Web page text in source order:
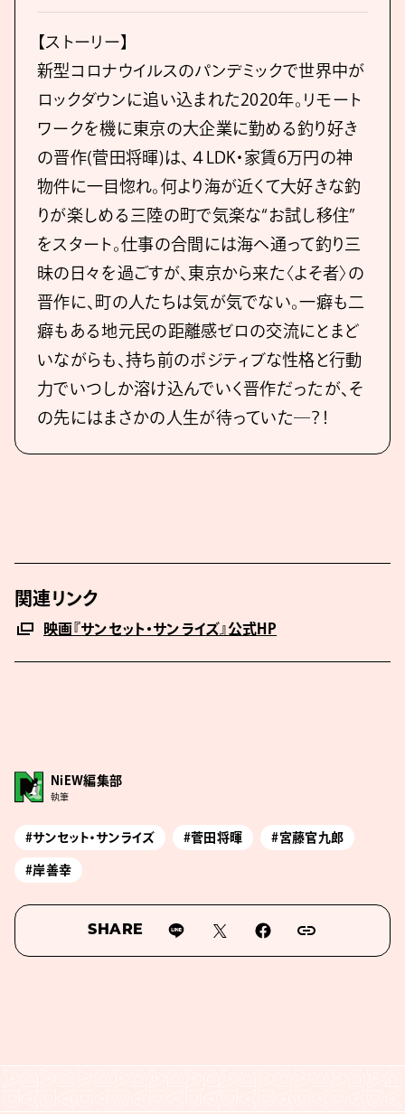
【ストーリー】
新型コロナウイルスのパンデミックで世界中が
ロックダウンに追い込まれた2020年。リモート
ワークを機に東京の⼤企業に勤める釣り好き
の晋作(菅⽥将暉)は、４LDK・家賃6万円の神
物件に⼀⽬惚れ。何より海が近くて⼤好きな釣
りが楽しめる三陸の町で気楽な“お試し移住”
をスタート。仕事の合間には海へ通って釣り三
昧の⽇々を過ごすが、東京から来た〈よそ者〉の
晋作に、町の⼈たちは気が気でない。⼀癖も⼆
癖もある地元⺠の距離感ゼロの交流にとまど
いながらも、持ち前のポジティブな性格と⾏動
⼒でいつしか溶け込んでいく晋作だったが、そ
の先にはまさかの⼈⽣が待っていた―？！
関連リンク
映画『サンセット・サンライズ』公式HP
NiEW編集部
執筆
#サンセット・サンライズ #菅田将暉 #宮藤官九郎
#岸善幸
SHARE